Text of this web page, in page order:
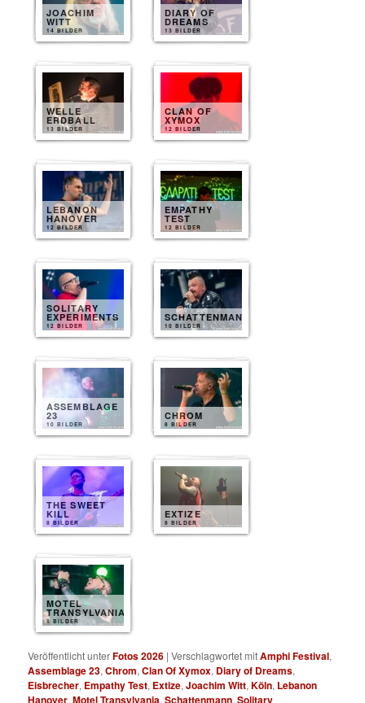
JOACHIM
WITT
14 BILDER
DIARY OF
DREAMS
13 BILDER
WELLE
ERDBALL
13 BILDER
CLAN OF
XYMOX
12 BILDER
LEBANON
HANOVER
12 BILDER
EMPATHY
TEST
12 BILDER
SOLITARY
EXPERIMENTS
12 BILDER
SCHATTENMANN
10 BILDER
ASSEMBLAGE
23
10 BILDER
CHROM
8 BILDER
THE SWEET
KILL
8 BILDER
EXTIZE
8 BILDER
MOTEL
TRANSYLVANIA
8 BILDER
Veröffentlicht unterFotos 2026 |Verschlagwortet mitAmphi Festival,
Assemblage 23,Chrom,Clan Of Xymox, Diary of Dreams,
Eisbrecher, Empathy Test, Extize,Joachim Witt,Köln, Lebanon
Hanover,Motel Transylvania,Schattenmann,Solitary